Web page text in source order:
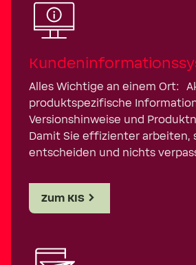
Alles Wichtige an einem Ort:
produktspezifische
Versionshinweise und
Damit Sie effizienter arbeiten,
entscheiden und nichts
Zum KIS